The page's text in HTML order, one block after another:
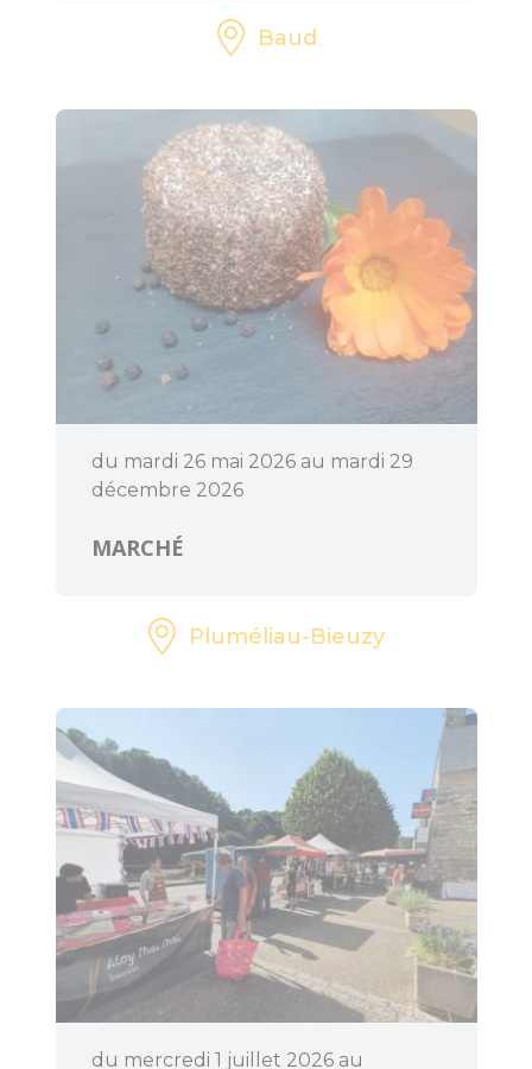
Baud
du mardi 26 mai 2026 au mardi 29
décembre 2026
MARCHÉ
Pluméliau-Bieuzy
du mercredi 1 juillet 2026 au